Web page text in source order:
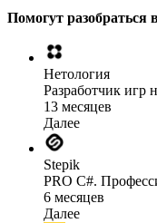
Помогут разобраться
Нетология
Разработчик игр
13 месяцев
Далее
Stepik
PRO C#.
6 месяцев
Далее